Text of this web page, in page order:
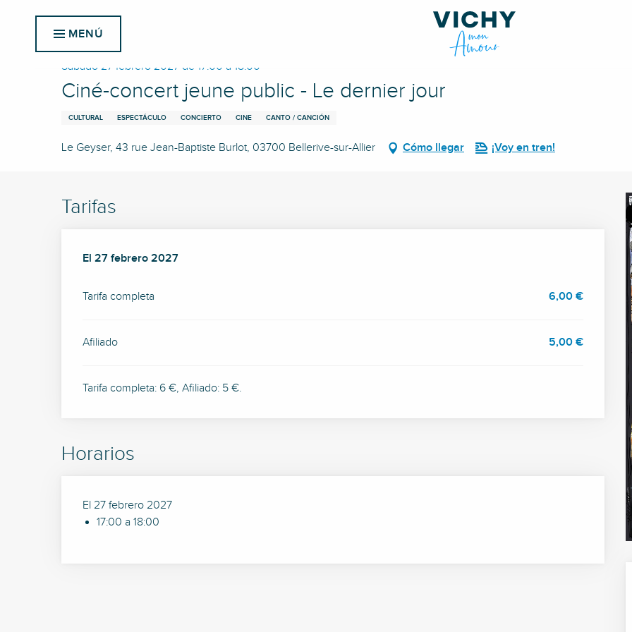
MENÚ
Inicio Ciné-concert jeune public - Le dernier jour
Sábado 27 febrero 2027 de 17:00 a 18:00
Ciné-concert jeune public - Le dernier jour
CULTURAL ESPECTÁCULO CONCIERTO CINE CANTO / CANCIÓN
Le Geyser, 43 rue Jean-Baptiste Burlot, 03700 Bellerive-sur-Allier Cómo llegar ¡Voy en tren!
Tarifas
El 27 febrero 2027
El 27 febrero 2027
Tarifa completa 6,00 €
Afiliado 5,00 €
Tarifa completa: 6 €, Afiliado: 5 €.
Horarios
El 27 febrero 2027
17:00 a 18:00